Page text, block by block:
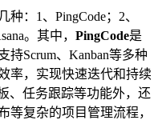
：1、PingCode；2、
。其中， PingCode是
Scrum、Kanban等多种
率，实现快速迭代和持续
、任务跟踪等功能外，还
等复杂的项目管理流程，